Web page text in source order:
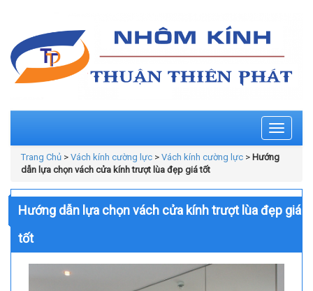
Toggle
Trang Chủ > Vách kính cường lực > Vách kính cường lực > Hướng
dẫn lựa chọn vách cửa kính trượt lùa đẹp giá tốt
Hướng dẫn lựa chọn vách cửa kính trượt lùa đẹp giá
tốt